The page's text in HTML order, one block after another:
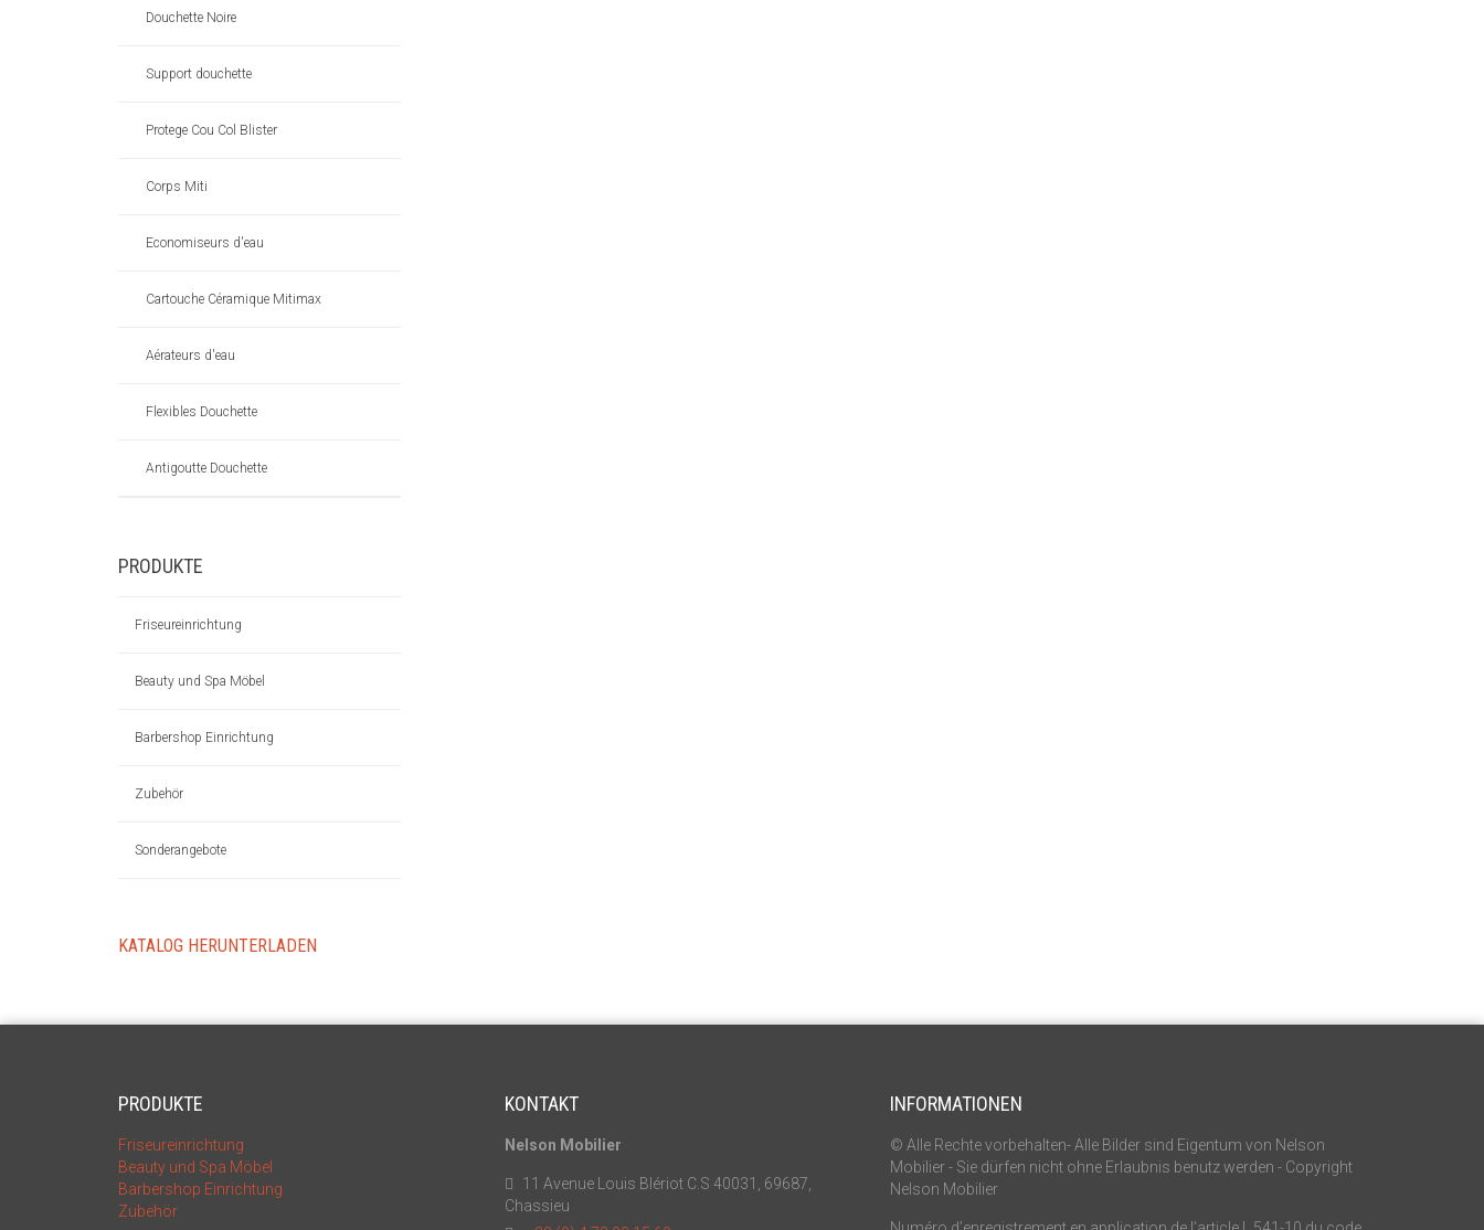
Douchette Noire
Support douchette
Protege Cou Col Blister
Corps Miti
Economiseurs d'eau
Cartouche Céramique Mitimax
Aérateurs d'eau
Flexibles Douchette
Antigoutte Douchette
PRODUKTE
Friseureinrichtung
Beauty und Spa Möbel
Barbershop Einrichtung
Zubehör
Sonderangebote
KATALOG HERUNTERLADEN
PRODUKTE
Friseureinrichtung
Beauty und Spa Möbel
Barbershop Einrichtung
Zubehör
KONTAKT
Nelson Mobilier
11 Avenue Louis Blériot C.S 40031, 69687,
Chassieu
INFORMATIONEN
© Alle Rechte vorbehalten- Alle Bilder sind Eigentum von Nelson
Mobilier - Sie dürfen nicht ohne Erlaubnis benutz werden - Copyright
Nelson Mobilier